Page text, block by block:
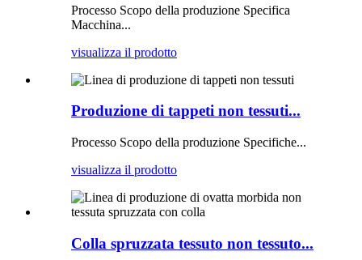
Processo Scopo della produzione Specifica
Macchina...
visualizza il prodotto
Produzione di tappeti non tessuti...
Processo Scopo della produzione Specifiche...
visualizza il prodotto
Colla spruzzata tessuto non tessuto...